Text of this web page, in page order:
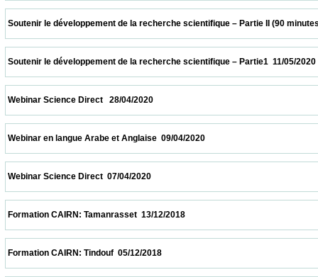
Soutenir le développement de la recherche scientifique – Partie II
Soutenir le développement de la recherche scientifique –
Webinar Science Direct   28/04/2020
Webinar en langue Arabe et Anglaise  09/04/2020
Webinar Science Direct  07/04/2020
Formation CAIRN: Tamanrasset  13/12/2018
Formation CAIRN: Tindouf  05/12/2018